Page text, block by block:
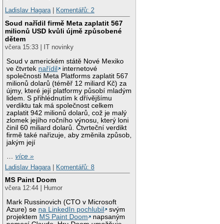
Ladislav Hagara| Komentářů: 2
Soud nařídil firmě Meta zaplatit 567
milionů USD kvůli újmě způsobené
dětem
včera 15:33 | IT novinky
Soud v americkém státě Nové Mexiko
ve čtvrtek nařídil
internetové
společnosti Meta Platforms zaplatit 567
milionů dolarů (téměř 12 miliard Kč) za
újmy, které její platformy působí mladým
lidem. S přihlédnutím k dřívějšímu
verdiktu tak má společnost celkem
zaplatit 942 milionů dolarů, což je malý
zlomek jejího ročního výnosu, který loni
činil 60 miliard dolarů. Čtvrteční verdikt
firmě také nařizuje, aby změnila způsob,
jakým její
…více »
Ladislav Hagara
Komentářů: 8
MS Paint Doom
včera 12:44 | Humor
Mark Russinovich (CTO v Microsoft
Azure) se na LinkedIn pochlubil
svým
projektem MS Paint Doom
napsaným